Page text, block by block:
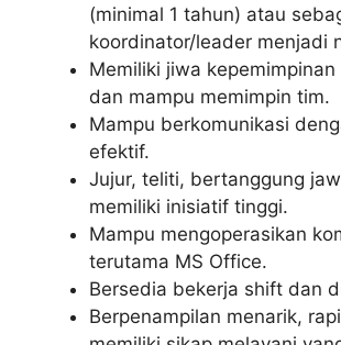
(minimal 1 tahun) atau
koordinator/leader menjadi
Memiliki jiwa
dan mampu memimpin tim.
Mampu berkomunikasi
efektif.
Jujur, teliti, bertanggung
memiliki inisiatif tinggi.
Mampu mengoperasikan
terutama MS Office.
Bersedia bekerja shift dan
Berpenampilan menarik,